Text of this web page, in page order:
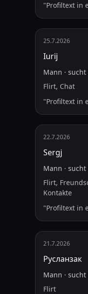
"Profiltext in
25.7.2026
Iurij
Mann · sucht
Flirt, Chat
"Profiltext in
22.7.2026
Sergj
Mann · sucht
Flirt,
Kontakte
"Profiltext in
21.7.2026
Русланзак
Mann · sucht
Flirt